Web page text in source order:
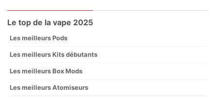
Le top de la vape 2025
Les meilleurs Pods
Les meilleurs Kits débutants
Les meilleurs Box Mods
Les meilleurs Atomiseurs